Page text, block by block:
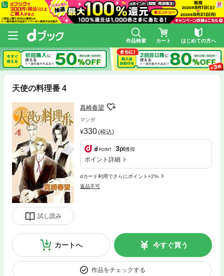
作品検索 カート はじめての方へ
天使の料理番 4
試し読み
真崎春望
マンガ
330(税込)
3pt獲得
ポイント詳細
dカード利用でさらにポイント+2%
返品不可
カートへ 今すぐ買う
作品をチェックする